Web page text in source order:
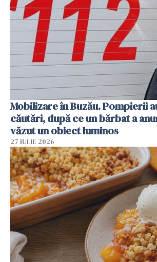
Mobilizare în Buzău. Pompierii
căutări, după ce un bărbat a
văzut un obiect luminos
27 IULIE 2026